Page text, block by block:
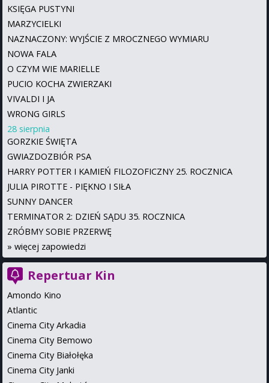
KSIĘGA PUSTYNI
MARZYCIELKI
NAZNACZONY: WYJŚCIE Z MROCZNEGO WYMIARU
NOWA FALA
O CZYM WIE MARIELLE
PUCIO KOCHA ZWIERZAKI
VIVALDI I JA
WRONG GIRLS
28 sierpnia
GORZKIE ŚWIĘTA
GWIAZDOZBIÓR PSA
HARRY POTTER I KAMIEŃ FILOZOFICZNY 25. ROCZNICA
JULIA PIROTTE - PIĘKNO I SIŁA
SUNNY DANCER
TERMINATOR 2: DZIEŃ SĄDU 35. ROCZNICA
ZRÓBMY SOBIE PRZERWĘ
» więcej zapowiedzi
Repertuar Kin
Amondo Kino
Atlantic
Cinema City Arkadia
Cinema City Bemowo
Cinema City Białołęka
Cinema City Janki